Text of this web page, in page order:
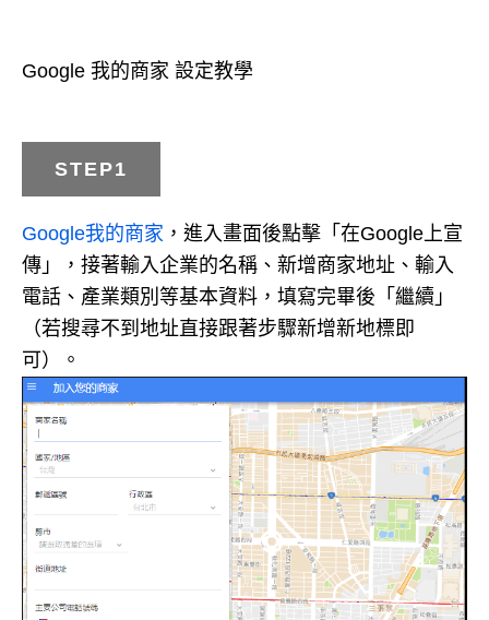
Google 我的商家 設定教學
STEP1
Google我的商家 ，進入畫面後點擊「在Google上宣
傳」，接著輸入企業的名稱、新增商家地址、輸入
電話、產業類別等基本資料，填寫完畢後「繼續」
（若搜尋不到地址直接跟著步驟新增新地標即
可）。